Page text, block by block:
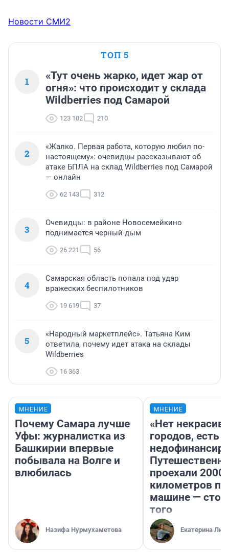
Новости СМИ2
ТОП 5
1
«Тут очень жарко, идет жар от
огня»: что происходит у склада
Wildberries под Самарой
123 102 210
2
«Жалко. Первая работа, которую любил по-
настоящему»: очевидцы рассказывают об
атаке БПЛА на склад Wildberries под Самарой
— онлайн
62 143 312
3
Очевидцы: в районе Новосемейкино
поднимается черный дым
26 221 56
4
Самарская область попала под удар
вражеских беспилотников
19 619 37
5
«Народный маркетплейс». Татьяна Ким
ответила, почему идет атака на склады
Wildberries
16 363
МНЕНИЕ
Почему Самара лучше
Уфы: журналистка из
Башкирии впервые
побывала на Волге и
влюбилась
Назифа Нурмухаметова
МНЕНИЕ
«Нет
городов, есть
проехали 2000
километров по
машине —
того
Екатерина